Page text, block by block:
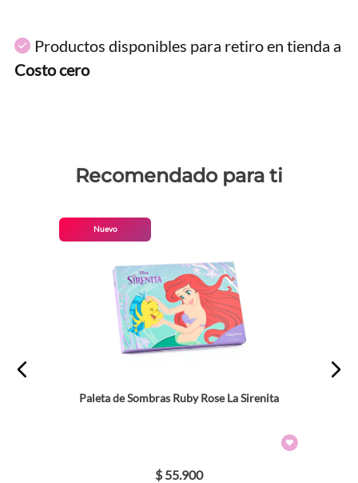
Productos disponibles para retiro en tienda a
Costo cero
Recomendado para ti
Nuevo
Paleta de Sombras Ruby Rose La Sirenita
$ 55.900